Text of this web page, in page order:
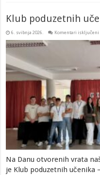
Klub poduzetnih
6. svibnja 2026. Komentari isključeni
Na Danu otvorenih vrata
je Klub poduzetnih učenika